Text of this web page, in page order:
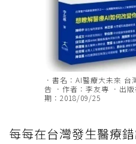
．書名：AI醫療大未來
告 ．作者：李友專 ．出
期：2018/09/25
每每在台灣發生醫療